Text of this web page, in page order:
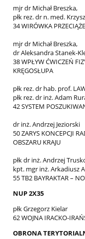
mjr dr Michał Breszka,
płk rez. dr n. med.
34 WIRÓWKA
mjr dr Michał Breszka,
dr Aleksandra Stanek-
38 WPŁYW ĆWICZEŃ
KRĘGOSŁUPA
płk rez. dr hab. prof.
płk rez. dr inż. Adam
42 SYSTEM
dr inż. Andrzej Jeziorski
50 ZARYS KONCEPCJI
OBSZARU KRAJU
płk dr inż. Andrzej
kpt. mgr inż. Arkadiusz
55 TB2 BAYRAKTAR –
NUP 2X35
płk Grzegorz Kielar
62 WOJNA IRACKO-
OBRONA